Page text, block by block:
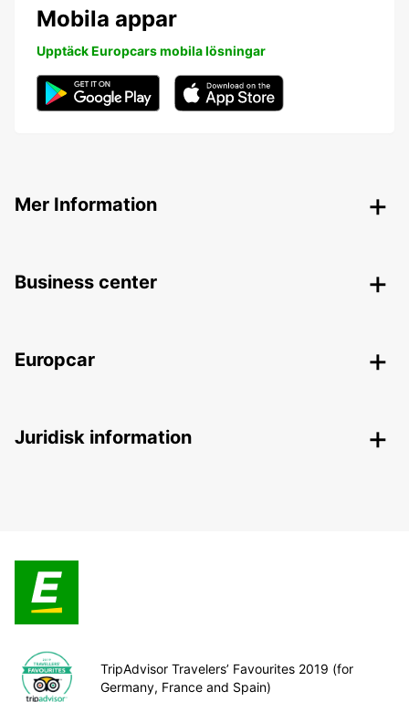
Mobila appar
Upptäck Europcars mobila lösningar
Mer Information
Business center
Europcar
Juridisk information
TripAdvisor Travelers’ Favourites 2019 (for
Germany, France and Spain)